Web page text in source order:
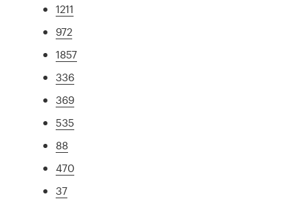
1211
972
1857
336
369
535
88
470
37